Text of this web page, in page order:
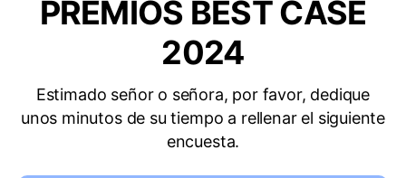
PREMIOS BEST CASE
2024
Estimado señor o señora, por favor, dedique
unos minutos de su tiempo a rellenar el siguiente
encuesta.